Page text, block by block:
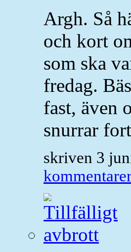
Argh. Så
och kort
som ska
fredag.
fast, även
snurrar
skriven 3